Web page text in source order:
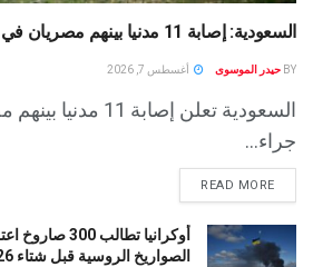
السعودية: إصابة 11 مدنيا بينهم مصريان في نجران جراء هجوم حوثي
BY حيدر الموسوى أغسطس 7, 2026
السعودية تعلن إصابة
جراء...
READ MORE
أوكرانيا تطالب
الصواريخ الروسية قبل شتاء 2026